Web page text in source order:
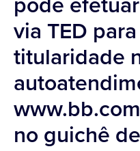
via TED
titularidade
no guichê